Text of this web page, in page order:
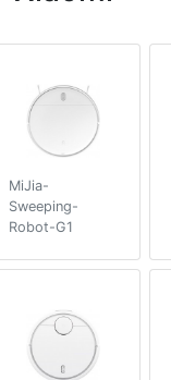
MiJia-
Sweeping-
Robot-G1